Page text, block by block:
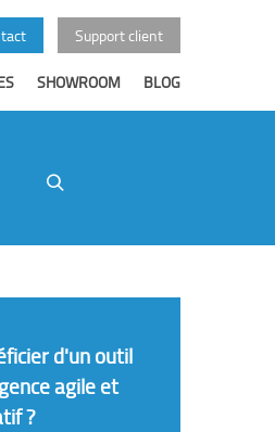
Support client
SHOWROOM BLOG
d'un outil
agile et
?